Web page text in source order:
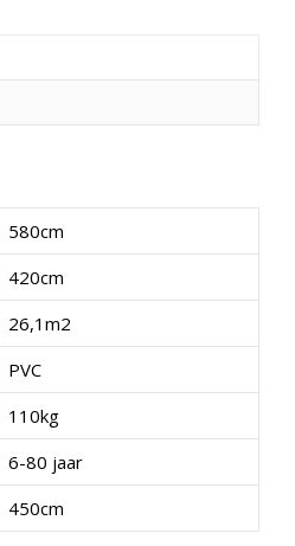
580cm
420cm
26,1m2
PVC
110kg
6-80 jaar
450cm